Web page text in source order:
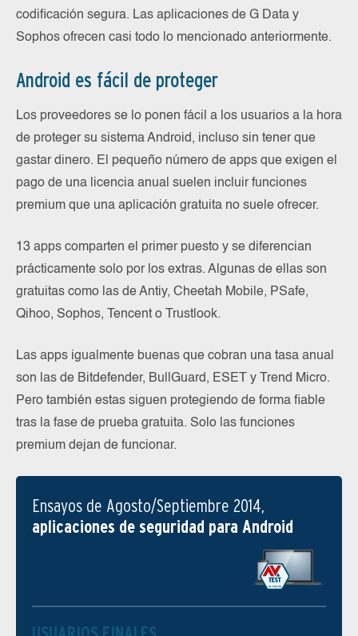
codificación segura. Las aplicaciones de G Data y
Sophos ofrecen casi todo lo mencionado anteriormente.
Android es fácil de proteger
Los proveedores se lo ponen fácil a los usuarios a la hora
de proteger su sistema Android, incluso sin tener que
gastar dinero. El pequeño número de apps que exigen el
pago de una licencia anual suelen incluir funciones
premium que una aplicación gratuita no suele ofrecer.
13 apps comparten el primer puesto y se diferencian
prácticamente solo por los extras. Algunas de ellas son
gratuitas como las de Antiy, Cheetah Mobile, PSafe,
Qihoo, Sophos, Tencent o Trustlook.
Las apps igualmente buenas que cobran una tasa anual
son las de Bitdefender, BullGuard, ESET y Trend Micro.
Pero también estas siguen protegiendo de forma fiable
tras la fase de prueba gratuita. Solo las funciones
premium dejan de funcionar.
Ensayos de Agosto/Septiembre 2014,
aplicaciones de seguridad para Android